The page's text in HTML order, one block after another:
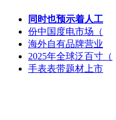
同时也预示着人工
份中国度电市场（
海外自有品牌营业
2025年全球泛百寸（
手表表带题材上市